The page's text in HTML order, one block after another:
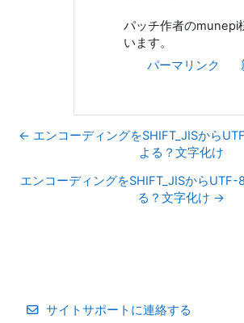
パッチ作者のmunepi
います。
パーマリンク
← エンコーディングをSHIFT_JISから
よる？文字化け
エンコーディングをSHIFT_JISからUTF-
る？文字化け →
サイトサポートに連絡する